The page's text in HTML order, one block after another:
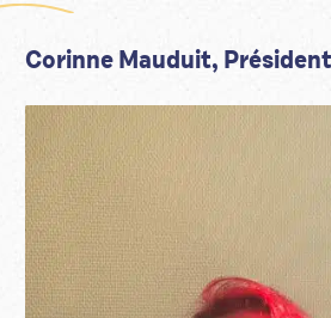
Corinne Mauduit,